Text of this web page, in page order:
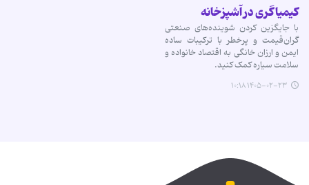
کیمیاگری در آشپزخانه
با جایگزین کردن شوینده‌های صنعتی
گران‌قیمت و پرخطر با ترکیبات ساده
ایمن و ارزان خانگی به اقتصاد خانواده و
سلامت سیاره کمک کنید.
۱۴۰۵-۰۲-۲۳ ۱۰:۱۸